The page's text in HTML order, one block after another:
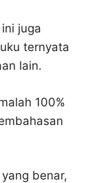
juga
ternyata
lain.
100%
benar,